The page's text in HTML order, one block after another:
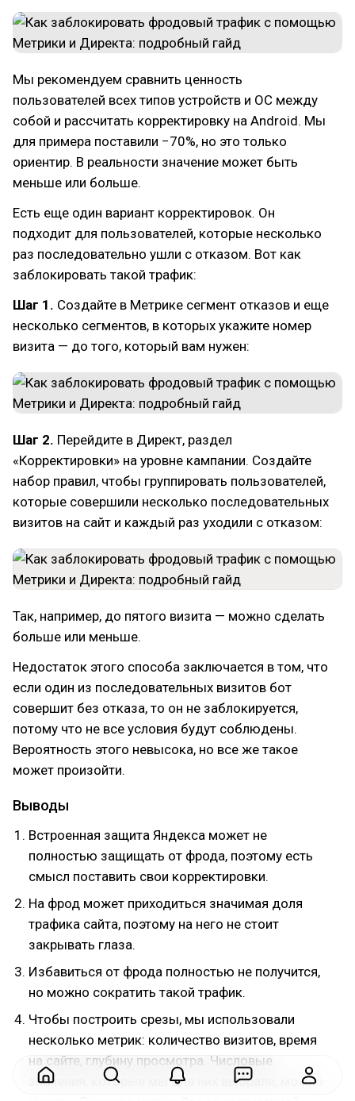
Мы рекомендуем сравнить ценность
пользователей всех типов устройств и ОС между
собой и рассчитать корректировку на Android. Мы
для примера поставили −70%, но это только
ориентир. В реальности значение может быть
меньше или больше.
Есть еще один вариант корректировок. Он
подходит для пользователей, которые несколько
раз последовательно ушли с отказом. Вот как
заблокировать такой трафик:
Шаг 1. Создайте в Метрике сегмент отказов и еще
несколько сегментов, в которых укажите номер
визита — до того, который вам нужен:
Шаг 2. Перейдите в Директ, раздел
«Корректировки» на уровне кампании. Создайте
набор правил, чтобы группировать пользователей,
которые совершили несколько последовательных
визитов на сайт и каждый раз уходили с отказом:
Так, например, до пятого визита — можно сделать
больше или меньше.
Недостаток этого способа заключается в том, что
если один из последовательных визитов бот
совершит без отказа, то он не заблокируется,
потому что не все условия будут соблюдены.
Вероятность этого невысока, но все же такое
может произойти.
Выводы
Встроенная защита Яндекса может не
полностью защищать от фрода, поэтому есть
смысл поставить свои корректировки.
На фрод может приходиться значимая доля
трафика сайта, поэтому на него не стоит
закрывать глаза.
Избавиться от фрода полностью не получится,
но можно сократить такой трафик.
Чтобы построить срезы, мы использовали
несколько метрик: количество визитов, время
на сайте, глубину просмотра. Числовые
значения, которые мы для них выбрали, можно